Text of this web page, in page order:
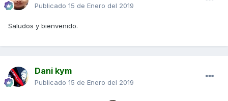
Publicado 15 de Enero del 2019
Saludos y bienvenido.
Dani kym
Publicado 15 de Enero del 2019